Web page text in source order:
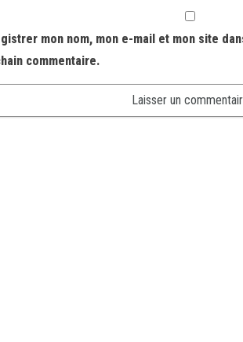
mon nom, mon e-mail et mon site
commentaire.